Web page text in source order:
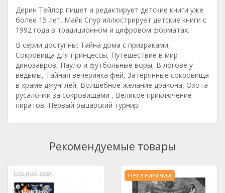
Дерин Тейлор пишет и редактирует детские книги уже
более 15 лет. Майк Спур иллюстрирует детские книги с
1992 года в традиционном и цифровом форматах.
В серии доступны: Тайна дома с призраками,
Сокровища для принцессы, Путешествие в мир
динозавров, Пауло и футбольные воры, В логове у
ведьмы, Тайная вечеринка фей, Затерянные сокровища
в храме джунглей, Волшебное желание дракона, Охота
русалочки за сокровищами , Великое приключение
пиратов, Первый рыцарский турнир.
Рекомендуемые товары
СКИДКА 600Р. Нет в наличии